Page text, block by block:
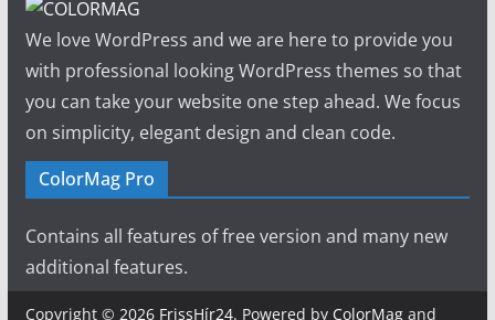
We love WordPress and we are here to provide you
with professional looking WordPress themes so that
you can take your website one step ahead. We focus
on simplicity, elegant design and clean code.
ColorMag Pro
Contains all features of free version and many new
additional features.
Copyright © 2026 FrissHír24. Powered by ColorMagand